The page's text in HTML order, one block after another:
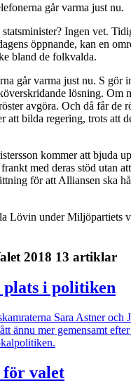
går varma just nu.
Ingen vet.
öppnande, kan en
bland de folkvalda.
går varma just nu. S gör
lösning. Om
avgöra. Och då får de
att bilda regering, trots att
kommer att bjuda
med deras stöd utan
för att Alliansen ska
Lövin under Miljöpartiets
2018 13 artiklar
i politiken
Sara Astner och
ännu mer gemensamt
för valet